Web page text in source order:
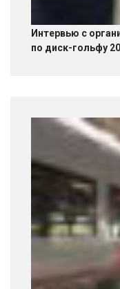
Интервью с
по диск-гольфу